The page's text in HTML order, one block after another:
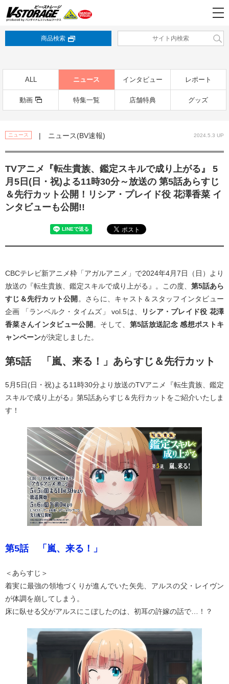
商品検索
ALL ニュース インタビュー レポート
動画 特集一覧 店舗特典 グッズ
ニュース | ニュース(BV速報) 2024.5.3 UP
TVアニメ『転生貴族、鑑定スキルで成り上がる』 5
月5日(日・祝)よる11時30分～放送の 第5話あらすじ
＆先行カット公開！リシア・プレイド役 花澤香菜 イ
ンタビューも公開!!
CBCテレビ新アニメ枠「アガルアニメ」で2024年4月7日（日）より
放送の『転生貴族、鑑定スキルで成り上がる』。この度、 第5話あら
すじ＆先行カット公開 。さらに、キャスト＆スタッフインタビュー
企画 「ランベルク・タイムズ」 vol.5は、
リシア・プレイド役 花澤
香菜さんインタビュー公開 。そして、 第5話放送記念 感想ポストキ
ャンペーンが決定しました。
第5話 「嵐、来る！」あらすじ＆先行カット
5月5日(日・祝)よる11時30分より放送のTVアニメ『転生貴族、鑑定
スキルで成り上がる』第5話あらすじ＆先行カットをご紹介いたしま
す！
第5話 「嵐、来る！」
＜あらすじ＞
着実に最強の領地づくりが進んでいた矢先、アルスの父・レイヴン
が体調を崩してしまう。
床に臥せる父がアルスにこぼしたのは、初耳の許嫁の話で…！？